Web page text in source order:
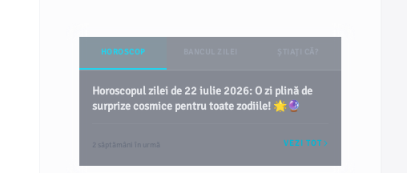
HOROSCOP
Horoscopul zilei de 22 iulie 2026: O zi plină de
surprize cosmice pentru toate zodiile! 🌟🔮
2 săptămâni în urmă VEZI TOT